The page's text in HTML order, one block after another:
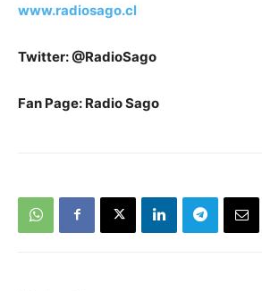
www.radiosago.cl
Twitter: @RadioSago
Fan Page: Radio Sago